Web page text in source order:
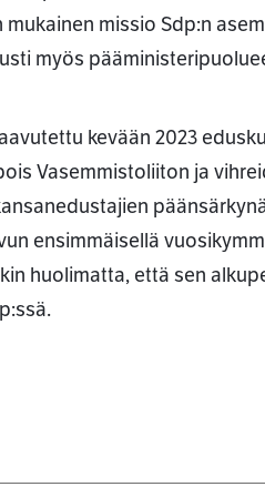
missio Sdp:n
myös
kevään 2023
Vasemmistoliiton ja
ensimmäisellä
huolimatta, että sen